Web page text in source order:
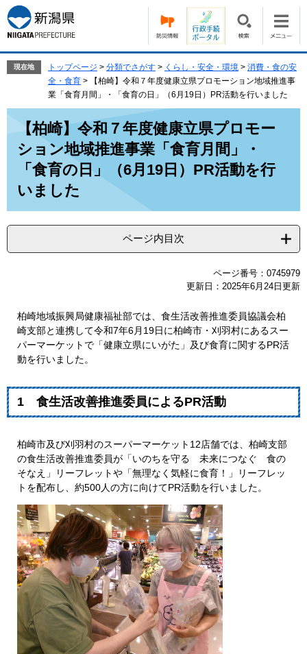
ー
ジ
の
す。
ニ
ュ
ー
し
現在地 トップページ > 分類でさがす > くらし・安全・環境 > 消費・食の安
全・食育 >
【柏崎】令和７年度健康立県プロモーション地域推進事
業「食育月間」・「食育の日」（6月19日）PR活動を行いました
【柏崎】令和７年度健康立県プロモー
ション地域推進事業「食育月間」・
「食育の日」（6月19日）PR活動を行
いました
ページ内目次
ページ番号：0745979
更新日：2025年6月24日更新
柏崎地域振興局健康福祉部では、食生活改善推進委員協議会柏
崎支部と連携して令和7年6月19日に柏崎市・刈羽村にあるスー
パーマーケットで「健康立県にいがた」及び食育に関するPR活
動を行いました。
1 食生活改善推進委員によるPR活動
柏崎市及び刈羽村のスーパーマーケット12店舗では、柏崎支部
の食生活改善推進委員が「いのちを守る 未来につなぐ 食の
そなえ」リーフレットや「無理なく気軽に食育！」リーフレッ
トを配布し、約500人の方に向けてPR活動を行いました。